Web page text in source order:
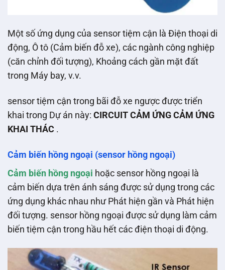
Một số ứng dụng của sensor tiệm cận là Điện thoại di
động, Ô tô (Cảm biến đỗ xe), các ngành công nghiệp
(căn chỉnh đối tượng), Khoảng cách gần mặt đất
trong Máy bay, v.v.
sensor tiệm cận trong bãi đỗ xe ngược được triển
khai trong Dự án này: CIRCUIT CẢM ỨNG CẢM ỨNG
KHAI THÁC .
Cảm biến hồng ngoại (sensor hồng ngoại)
Cảm biến hồng ngoại hoặc sensor hồng ngoại là
cảm biến dựa trên ánh sáng được sử dụng trong các
ứng dụng khác nhau như Phát hiện gần và Phát hiện
đối tượng. sensor hồng ngoại được sử dụng làm cảm
biến tiệm cận trong hầu hết các điện thoại di động.